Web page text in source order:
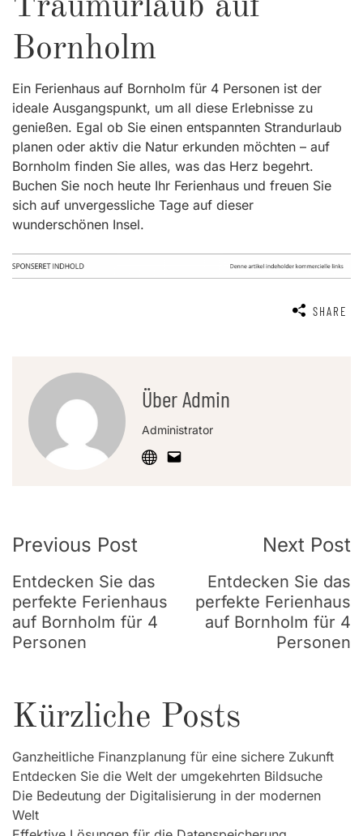
Traumurlaub auf
Bornholm
Ein Ferienhaus auf Bornholm für 4 Personen ist der
ideale Ausgangspunkt, um all diese Erlebnisse zu
genießen. Egal ob Sie einen entspannten Strandurlaub
planen oder aktiv die Natur erkunden möchten – auf
Bornholm finden Sie alles, was das Herz begehrt.
Buchen Sie noch heute Ihr Ferienhaus und freuen Sie
sich auf unvergessliche Tage auf dieser
wunderschönen Insel.
SHARE
Über Admin
Administrator
Post
Navigation
Previous Post
Entdecken Sie das
perfekte Ferienhaus
auf Bornholm für 4
Personen
Next Post
Entdecken Sie das
perfekte Ferienhaus
auf Bornholm für 4
Personen
Kürzliche Posts
Ganzheitliche Finanzplanung für eine sichere Zukunft
Entdecken Sie die Welt der umgekehrten Bildsuche
Die Bedeutung der Digitalisierung in der modernen
Welt